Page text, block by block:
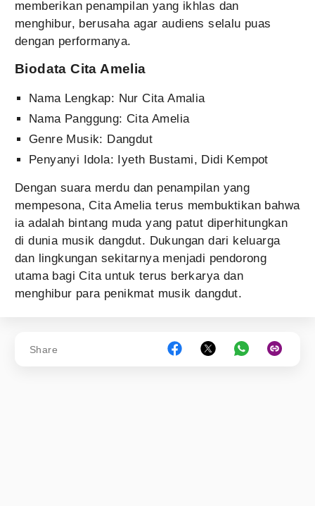
memberikan penampilan yang ikhlas dan
menghibur, berusaha agar audiens selalu puas
dengan performanya.
Biodata Cita Amelia
Nama Lengkap: Nur Cita Amalia
Nama Panggung: Cita Amelia
Genre Musik: Dangdut
Penyanyi Idola: Iyeth Bustami, Didi Kempot
Dengan suara merdu dan penampilan yang
mempesona, Cita Amelia terus membuktikan bahwa
ia adalah bintang muda yang patut diperhitungkan
di dunia musik dangdut. Dukungan dari keluarga
dan lingkungan sekitarnya menjadi pendorong
utama bagi Cita untuk terus berkarya dan
menghibur para penikmat musik dangdut.
Share